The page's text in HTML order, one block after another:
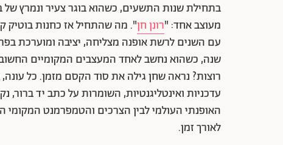
בתחילת שנות התשעים, כשהוא בוגר צעיר ונמרץ
מעוצב אחד: "רונן חן". מה שהתחיל אז כחנות בוטיק
עם השנים לרשת אופנה מצליחה, יציבה ומוערכת
שנה, כשהוא נחשבלאחד המעצבים המקומיים
רוצות? נראה שחן גילה את סוד הקסם מזמן. כל
עדכניות ואינטליגנטיות, השומרות על כתב יד ברור,
האופנתי העולמי לבין הצרכים והטמפרמנט
לאורך זמן.